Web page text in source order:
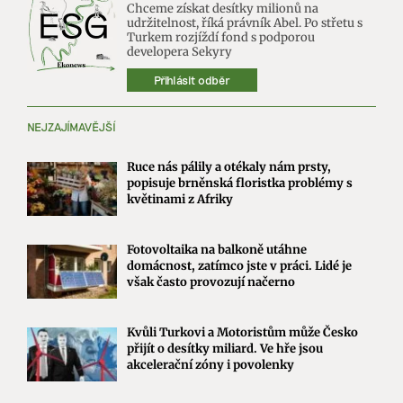
Chceme získat desítky milionů na
udržitelnost, říká právník Abel. Po střetu s
Turkem rozjíždí fond s podporou
developera Sekyry
Přihlásit odběr
NEJZAJÍMAVĚJŠÍ
Ruce nás pálily a otékaly nám prsty,
popisuje brněnská floristka problémy s
květinami z Afriky
Fotovoltaika na balkoně utáhne
domácnost, zatímco jste v práci. Lidé je
však často provozují načerno
Kvůli Turkovi a Motoristům může Česko
přijít o desítky miliard. Ve hře jsou
akcelerační zóny i povolenky